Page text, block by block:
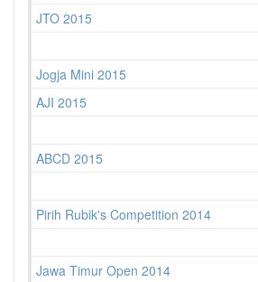
JTO 2015
Jogja Mini 2015
AJI 2015
ABCD 2015
Pirih Rubik's Competition 2014
Jawa Timur Open 2014